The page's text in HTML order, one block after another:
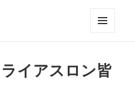
ット
イアスロン皆